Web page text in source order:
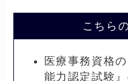
こちら
医療事務資格
能力認定試験』